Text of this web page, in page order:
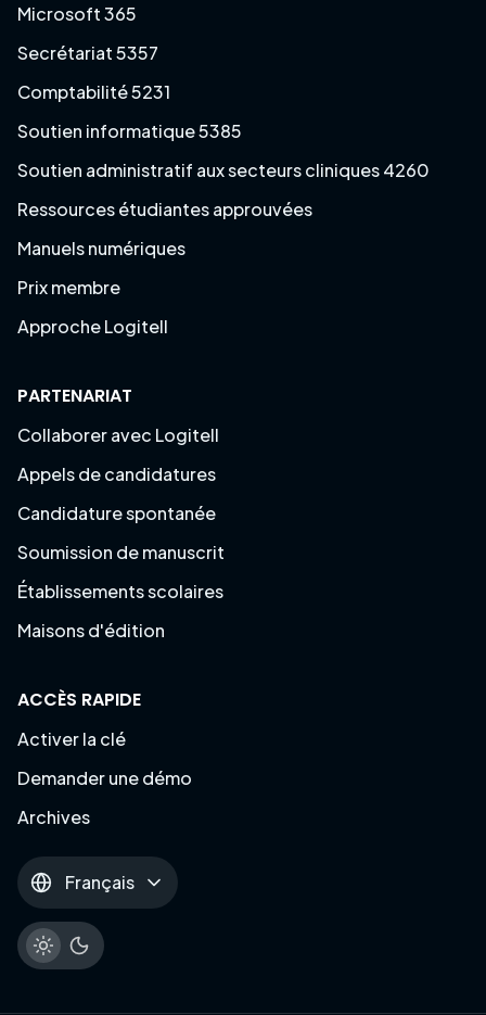
Microsoft 365
Secrétariat 5357
Comptabilité 5231
Soutien informatique 5385
Soutien administratif aux secteurs cliniques 4260
Ressources étudiantes approuvées
Manuels numériques
Prix membre
Approche Logitell
PARTENARIAT
Collaborer avec Logitell
Appels de candidatures
Candidature spontanée
Soumission de manuscrit
Établissements scolaires
Maisons d'édition
ACCÈS RAPIDE
Activer la clé
Demander une démo
Archives
Français